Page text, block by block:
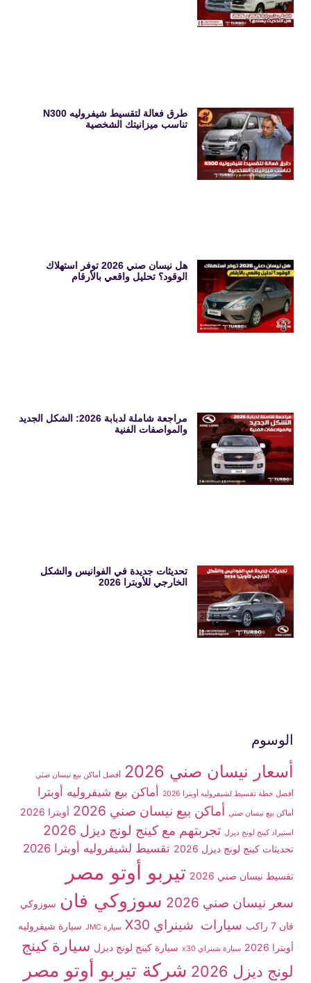
طرق فعالة لتقسيط شيفروليه N300
تناسب ميزانيتك الشخصية
هل نيسان صني 2026 توفر استهلاك
الوقود؟ تحليل واقعي بالأرقام
مراجعة شاملة لدبابة 2026: الشكل الجديد
والمواصفات الفنية
تحديثات جديدة في الفوانيس والشكل
الخارجي للأوبترا 2026
الوسوم
أسعار نيسان صني 2026 أفضل أماكن بيع نيسان صني
أفضل خطة تقسيط لشيفروليه أوبترا 2026 أماكن بيع شيفروليه أوبترا
أماكن بيع نيسان صني أماكن بيع نيسان صني 2026 أوبترا 2026
استيراد كينج لونج ديزل تجربتهم مع كينج لونج ديزل 2026
تحديثات كينج لونج ديزل 2026 تقسيط لشيفروليه أوبترا 2026
تقسيط نيسان صني 2026 تيربو أوتو مصر
سعر نيسان صني 2026 سوزوكي فان سوزوكي
فان 7 راكب
سيارات شينراي X30 سيارة JMC
سيارة شيفروليه
أوبترا 2026
سيارة شينراي x30 سيارة كينج لونج ديزل سيارة كينج
لونج ديزل 2026
شركة تيربو أوتو مصر